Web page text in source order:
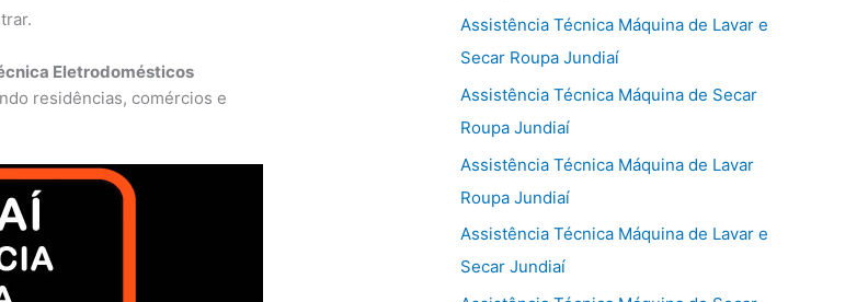
Eletrodomésticos
residências, comércios e
Assistência Técnica Máquina de Lavar e
Secar Roupa Jundiaí
Assistência Técnica Máquina de Secar
Roupa Jundiaí
Assistência Técnica Máquina de Lavar
Roupa Jundiaí
Assistência Técnica Máquina de Lavar e
Secar Jundiaí